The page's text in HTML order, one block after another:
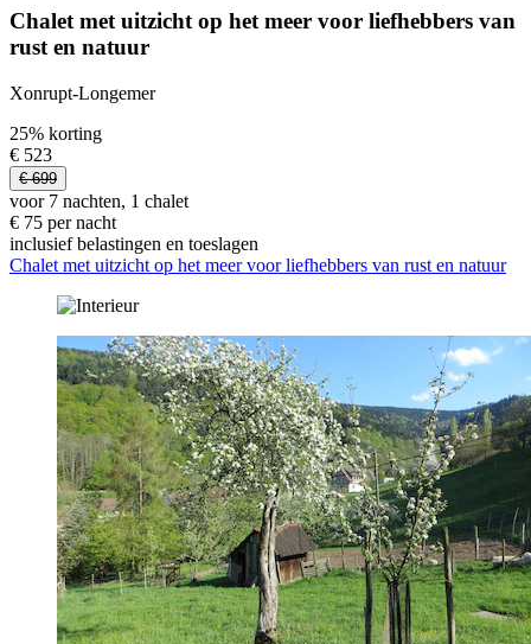
Chalet met uitzicht op het meer voor liefhebbers van
rust en natuur
Xonrupt-Longemer
25% korting
€ 523
€ 699
voor 7 nachten, 1 chalet
€ 75 per nacht
inclusief belastingen en toeslagen
Chalet met uitzicht op het meer voor liefhebbers van rust en natuur